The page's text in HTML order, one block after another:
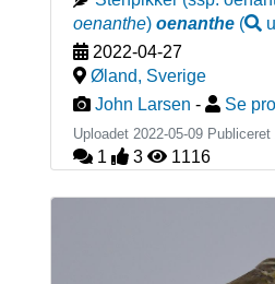
oenanthe) oenanthe(
2022-04-27
Øland, Sverige
John Larsen - Se
Uploadet 2022-05-09 Publiceret
1 3 1116